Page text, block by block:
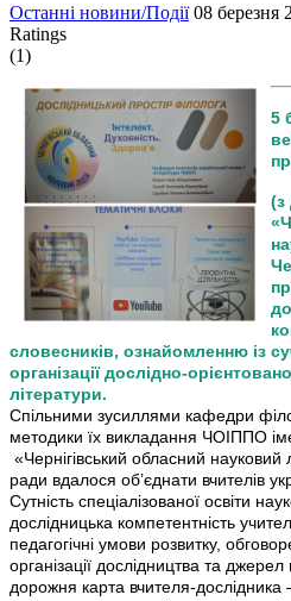
Останні новини/Події 08 березня
Ratings
(1)
5
(з
словесників, ознайомленню із
організації дослідно-
літератури.
Спільними зусиллями кафедри
методики їх викладання ЧОІППО
«Чернігівський обласний науковий
ради вдалося об’єднати вчителів
Сутність спеціалізованої освіти
дослідницька компетентність
педагогічні умови розвитку,
організації дослідництва та
дорожня карта вчителя-